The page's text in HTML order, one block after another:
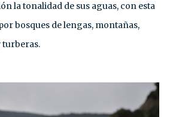
la tonalidad de sus aguas, con esta
bosques de lengas, montañas,
turberas.